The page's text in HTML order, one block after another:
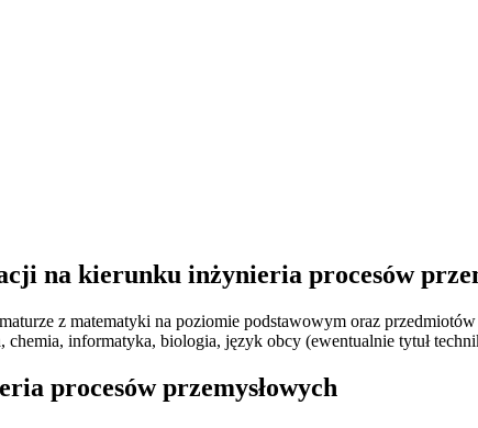
na kierunku inżynieria procesów
z matematyki na poziomie podstawowym oraz
informatyka, biologia, język obcy (ewentualnie tytuł
procesów przemysłowych